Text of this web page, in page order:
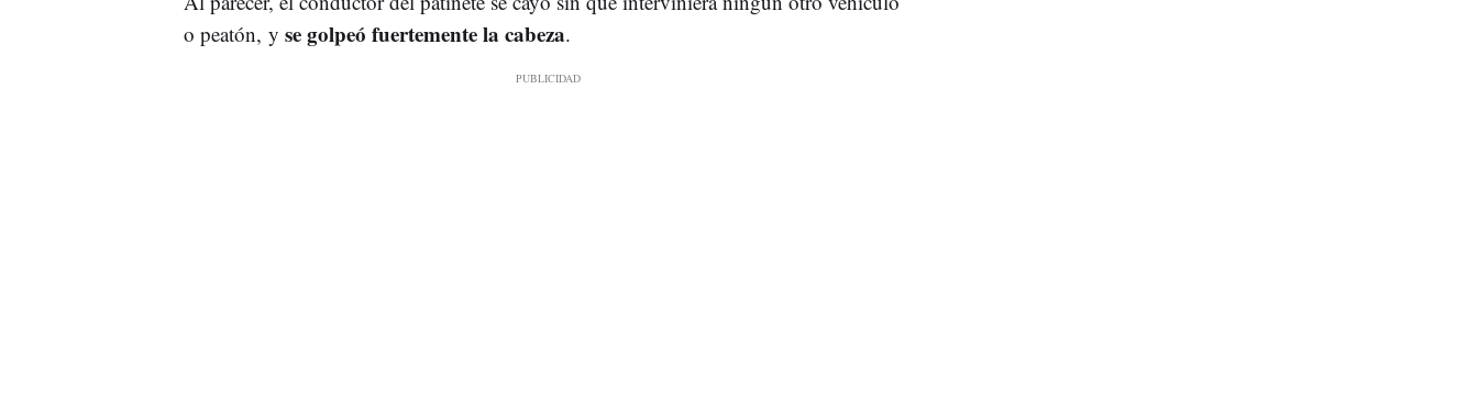
o peatón, y se golpeó fuertemente la cabeza.